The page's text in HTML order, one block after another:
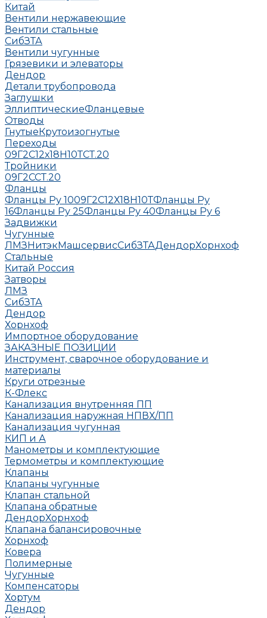
Китай
Вентили нержавеющие
Вентили стальные
СибЗТА
Вентили чугунные
Грязевики и элеваторы
Дендор
Детали трубопровода
Заглушки
ЭллиптическиеФланцевые
Отводы
ГнутыеКрутоизогнутые
Переходы
09Г2С12х18Н10ТСТ.20
Тройники
09Г2ССТ.20
Фланцы
Фланцы Ру 1009Г2С12Х18Н10ТФланцы Ру
16Фланцы Ру 25Фланцы Ру 40Фланцы Ру 6
Задвижки
Чугунные
ЛМЗНитэкМашсервисСибЗТАДендорХорнхоф
Стальные
Китай Россия
Затворы
ЛМЗ
СибЗТА
Дендор
Хорнхоф
Импортное оборудование
ЗАКАЗНЫЕ ПОЗИЦИИ
Инструмент, сварочное оборудование и
материалы
Круги отрезные
К-Флекс
Канализация внутренняя ПП
Канализация наружная НПВХ/ПП
Канализация чугунная
КИП и А
Манометры и комплектующие
Термометры и комплектующие
Клапаны
Клапаны чугунные
Клапан стальной
Клапана обратные
ДендорХорнхоф
Клапана балансировочные
Хорнхоф
Ковера
Полимерные
Чугунные
Компенсаторы
Хортум
Дендор